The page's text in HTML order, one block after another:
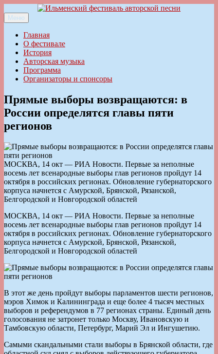
к
содержимому
Ильменский фестиваль авторской песни
Меню
Главная
О фестивале
История
Авторская музыка
Программа
Организаторы и спонсоры
Прямые выборы возвращаются: в
России определятся главы пяти
регионов
МОСКВА, 14 окт — РИА Новости. Первые за неполные
восемь лет всенародные выборы глав регионов пройдут 14
октября в российских регионах. Обновление губернаторского
корпуса начнется с Амурской, Брянской, Рязанской,
Белгородской и Новгородской областей
МОСКВА, 14 окт — РИА Новости. Первые за неполные
восемь лет всенародные выборы глав регионов пройдут 14
октября в российских регионах. Обновление губернаторского
корпуса начнется с Амурской, Брянской, Рязанской,
Белгородской и Новгородской областей
В этот же день пройдут выборы парламентов шести регионов,
мэров Химок и Калининграда и еще более 4 тысяч местных
выборов и референдумов в 77 регионах страны. Единый день
голосования не затронет только Москву, Ивановскую и
Тамбовскую области, Петербург, Марий Эл и Ингушетию.
Самыми скандальными стали выборы в Брянской области, где